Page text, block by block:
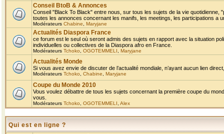
Conseil BtoB & Annonces
Conseil "Black To Black" entre nous, sur tous les sujets de la vie
toutes les annonces concernant les manifs, les meetings, les participations a
Modérateurs Chabine Maryjane
Actualités Diaspora France
ce forum est le seul où seront admis des sujets en rapport avec la situation
individuelles ou collectives de la Diaspora afro en France.
Modérateurs Tchoko OGOTEMMELI Maryjane
Actualités Monde
Si vous avez envie de discuter de l’actualité mondiale, n’ayant aucun lien
Modérateurs Tchoko Chabine Maryjane
Coupe du Monde 2010
Vous voulez débattre de tous les sujets concernant la première coupe du
vous.
Modérateurs Tchoko OGOTEMMELI Alex
Qui est en ligne ?